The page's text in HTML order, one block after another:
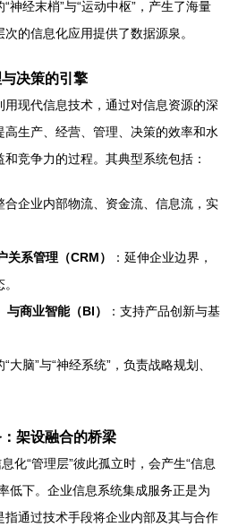
神经末梢”与“运动中枢”，产生了海量
的信息化应用提供了数据源泉。
决策的引擎
现代信息技术，通过对信息资源的深
高生产、经营、管理、决策的效率和水
竞争力的过程。其典型系统包括：
合企业内部物流、资金流、信息流，实
系管理（CRM）
：延伸企业边界，
商业智能（BI）
：支持产品创新与基
大脑”与“神经系统”，负责战略规划、
架设融合的桥梁
化“管理层”彼此孤立时，会产生“信息
低下。企业信息系统集成服务正是为
指通过技术手段将企业内部及其与合作